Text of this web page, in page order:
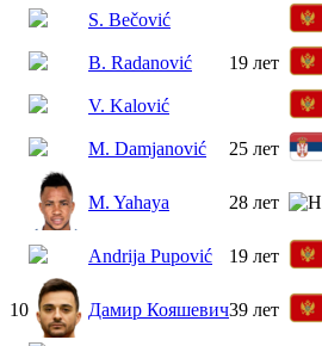
S. Bečović
B. Radanović 19 лет
V. Kalović
M. Damjanović 25 лет
M. Yahaya 28 лет
Andrija Pupović 19 лет
10 Дамир Кояшевич39 лет